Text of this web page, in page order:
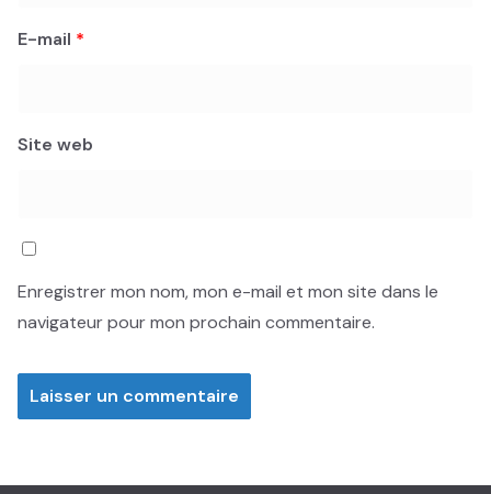
E-mail *
Site web
Enregistrer mon nom, mon e-mail et mon site dans le
navigateur pour mon prochain commentaire.